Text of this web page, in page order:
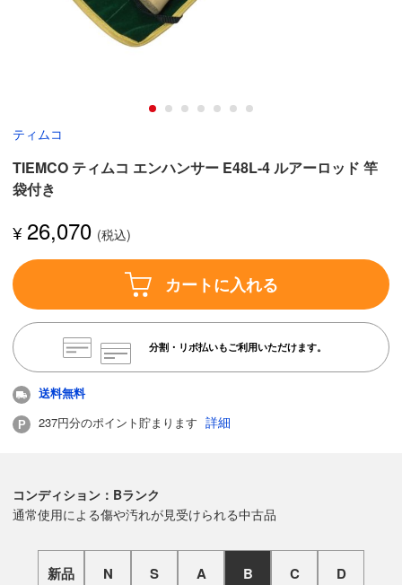
ティムコ
TIEMCO ティムコ エンハンサー E48L-4 ルアーロッド 竿
袋付き
¥26,070
カートに入れる
分割・リボ払いもご利用いただけます。
送料無料
237円分のポイント貯まります 詳細
コンディション：Bランク
通常使用による傷や汚れが見受けられる中古品
新品 N S A B C D